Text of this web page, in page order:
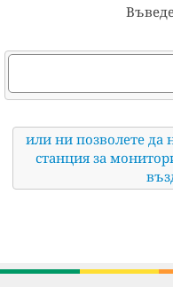
или ни позволете да
станция за